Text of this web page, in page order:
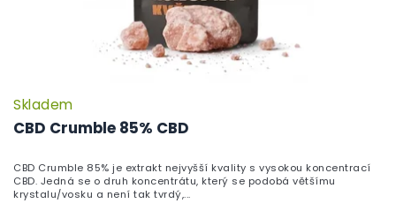
CBD Crumble 85% CBD
Skladem
CBD Crumble 85% je extrakt nejvyšší kvality s vysokou koncentrací
CBD. Jedná se o druh koncentrátu, který se podobá většímu
krystalu/vosku a není tak tvrdý,...